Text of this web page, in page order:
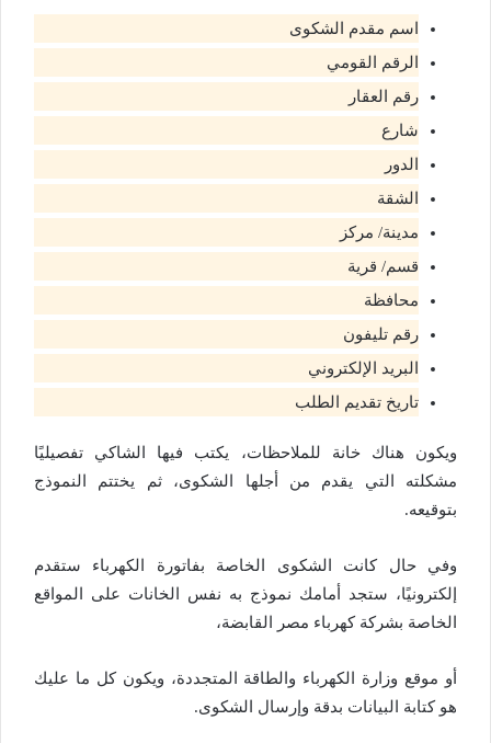
اسم مقدم الشكوى
الرقم القومي
رقم العقار
شارع
الدور
الشقة
مدينة/ مركز
قسم/ قرية
محافظة
رقم تليفون
البريد الإلكتروني
تاريخ تقديم الطلب
ويكون هناك خانة للملاحظات، يكتب فيها الشاكي تفصيليًا
مشكلته التي يقدم من أجلها الشكوى، ثم يختتم النموذج
بتوقيعه.
وفي حال كانت الشكوى الخاصة بفاتورة الكهرباء ستقدم
إلكترونيًا، ستجد أمامك نموذج به نفس الخانات على المواقع
الخاصة بشركة كهرباء مصر القابضة،
أو موقع وزارة الكهرباء والطاقة المتجددة، ويكون كل ما عليك
هو كتابة البيانات بدقة وإرسال الشكوى.